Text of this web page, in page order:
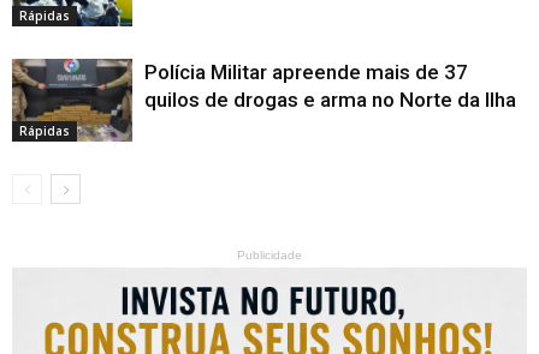
Rápidas
Rápidas
Polícia Militar apreende mais de 37
quilos de drogas e arma no Norte da Ilha
Publicidade